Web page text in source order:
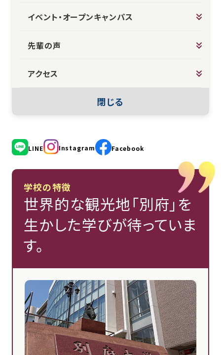
イベント・オープンキャンパス
先輩の声
アクセス
閉じる
LINE Instagram Facebook
学校の特徴
世界的な観光地「別府」を
生かした学びが待っていま
す。